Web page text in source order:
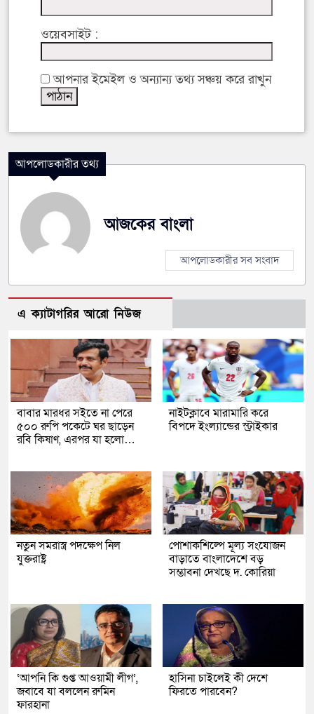
ওয়েবসাইট :
আপনার ইমেইল ও অন্যান্য তথ্য সঞ্চয় করে রাখুন
আপলোডকারীর তথ্য
আজকের বাংলা
আপলোডকারীর সব সংবাদ
এ ক্যাটাগরির আরো নিউজ
বাবার মারধর সইতে না পেরে
৫০০ রুপি পকেটে ঘর ছাড়েন
রবি কিষাণ, এরপর যা হলো…
নাইটক্লাবে মারামারি করে
বিপদে ইংল্যান্ডের স্ট্রাইকার
নতুন সমরাস্ত্র পদক্ষেপ নিল
যুক্তরাষ্ট্র
পোশাকশিল্পে মূল্য সংযোজন
বাড়াতে বাংলাদেশে বড়
সম্ভাবনা দেখছে দ. কোরিয়া
‘আপনি কি গুপ্ত আওয়ামী লীগ’,
জবাবে যা বললেন রুমিন
ফারহানা
হাসিনা চাইলেই কী দেশে
ফিরতে পারবেন?